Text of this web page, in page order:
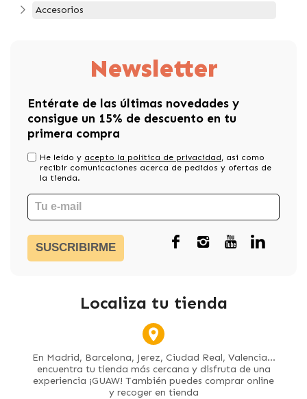
Accesorios
Newsletter
Entérate de las últimas novedades y
consigue un 15% de descuento en tu
primera compra
He leído y acepto la política de privacidad, asi como
recibir comunicaciones acerca de pedidos y ofertas de
la tienda.
SUSCRIBIRME
Localiza tu tienda
En Madrid, Barcelona, Jerez, Ciudad Real, Valencia...
encuentra tu tienda más cercana y disfruta de una
experiencia ¡GUAW! También puedes comprar online
y recoger en tienda